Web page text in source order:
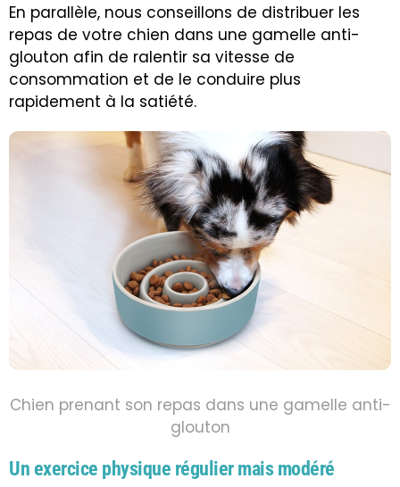
En parallèle, nous conseillons de distribuer les
repas de votre chien dans une gamelle anti-
glouton afin de ralentir sa vitesse de
consommation et de le conduire plus
rapidement à la satiété.
Chien prenant son repas dans une gamelle anti-
glouton
Un exercice physique régulier mais modéré